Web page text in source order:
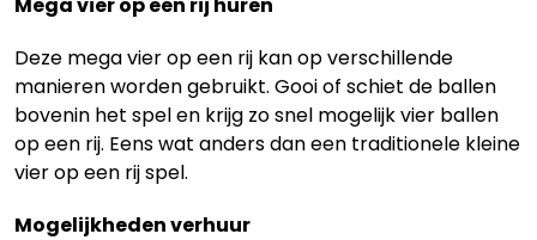
Deze mega vier op een rij kan op verschillende
manieren worden gebruikt. Gooi of schiet de ballen
bovenin het spel en krijg zo snel mogelijk vier ballen
op een rij. Eens wat anders dan een traditionele kleine
vier op een rij spel.
Mogelijkheden verhuur